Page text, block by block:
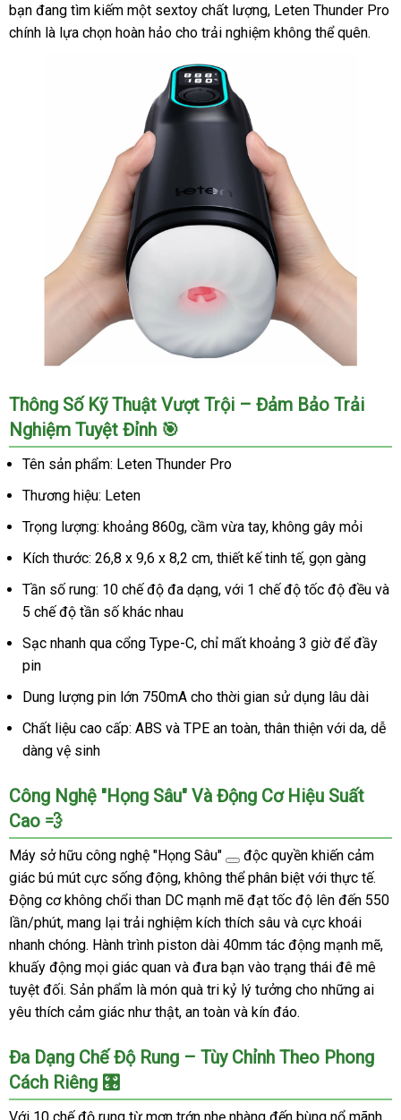
bạn đang tìm kiếm một sextoy chất lượng, Leten Thunder Pro
chính là lựa chọn hoàn hảo cho trải nghiệm không thể quên.
Máy
Thủ
Dâm
Leten
Thunder
Pro
Động
Cao
Hàng
Chính
Thông Số Kỹ Thuật Vượt Trội – Đảm Bảo Trải
Nghiệm Tuyệt Đỉnh 🎯
Tên sản phẩm: Leten Thunder Pro
Thương hiệu: Leten
Trọng lượng: khoảng 860g, cầm vừa tay, không gây mỏi
Kích thước: 26,8 x 9,6 x 8,2 cm, thiết kế tinh tế, gọn gàng
Tần số rung: 10 chế độ đa dạng, với 1 chế độ tốc độ đều và
5 chế độ tần số khác nhau
Sạc nhanh qua cổng Type-C, chỉ mất khoảng 3 giờ để đầy
pin
Dung lượng pin lớn 750mA cho thời gian sử dụng lâu dài
Chất liệu cao cấp: ABS và TPE an toàn, thân thiện với da, dễ
dàng vệ sinh
Công Nghệ "Họng Sâu" Và Động Cơ Hiệu Suất
Cao 💨
Máy sở hữu công nghệ "Họng Sâu"
độc quyền khiến cảm
giác bú mút cực sống động, không thể phân biệt với thực tế.
Động cơ không chổi than DC mạnh mẽ đạt tốc độ lên đến 550
lần/phút, mang lại trải nghiệm kích thích sâu và cực khoái
nhanh chóng. Hành trình piston dài 40mm tác động mạnh mẽ,
khuấy động mọi giác quan và đưa bạn vào trạng thái đê mê
tuyệt đối. Sản phẩm là món quà tri kỷ lý tưởng cho những ai
yêu thích cảm giác như thật, an toàn và kín đáo.
Đa Dạng Chế Độ Rung – Tùy Chỉnh Theo Phong
Cách Riêng 🎛️